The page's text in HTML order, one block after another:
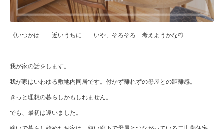
《いつかは… 近いうちに… いや、そろそろ…考えようかな⁇》
我が家の話をします。
我が家はいわゆる敷地内同居です。付かず離れずの母屋との距離感。
きっと理想の暮らしかもしれません。
でも、最初は違いました。